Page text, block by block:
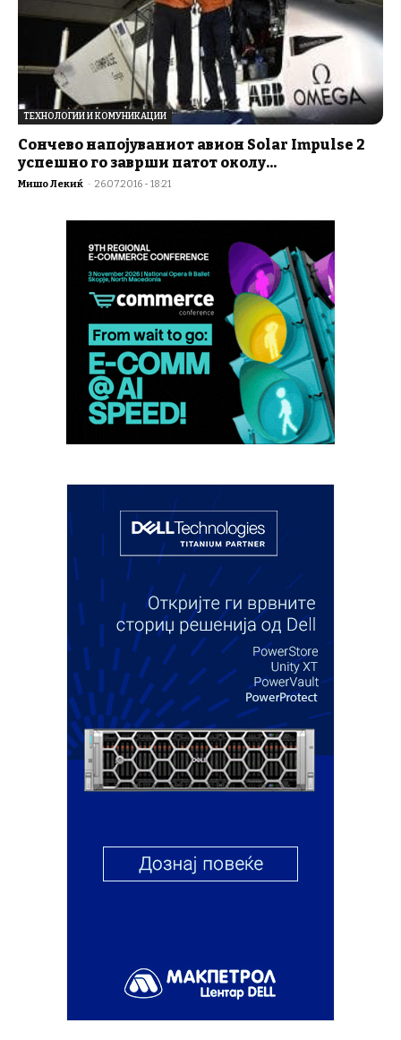
ТЕХНОЛОГИИ И КОМУНИКАЦИИ
Сончево напојуваниот авион Solar Impulse 2
успешно го заврши патот околу...
Мишо Лекиќ - 26.07.2016 - 18:21